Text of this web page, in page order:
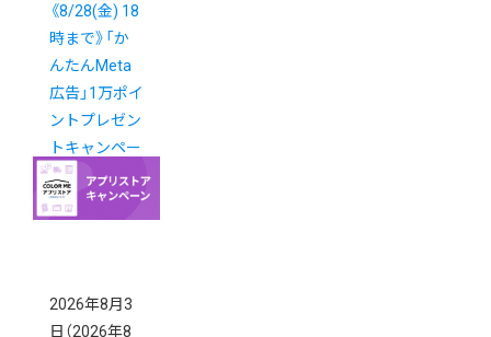
《8/28(金) 18
時まで》「か
んたんMeta
広告」1万ポイ
ントプレゼン
トキャンペー
ン New!
2026年8月3
日 （2026年8